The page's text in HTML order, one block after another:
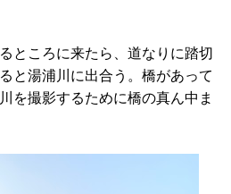
ところに来たら、道なりに踏切
と湯浦川に出合う。橋があって
を撮影するために橋の真ん中ま